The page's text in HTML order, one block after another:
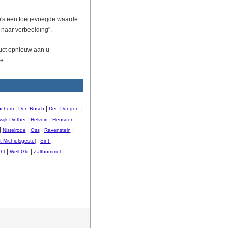
een toegevoegde waarde
verbeelding".
opnieuw aan u
| Den Bosch Den Dungen
Dinther| Helvoirt| Heusden
Nistelrode Oss| Ravenstein
Michielsgestel|
Sint-
| Well Gld Zaltbommel|